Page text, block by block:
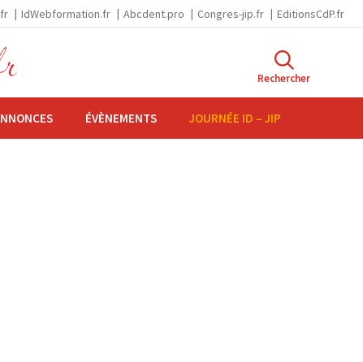
IdWebformation.fr Abcdent.pro Congres-jip.fr EditionsCdP.fr
Rechercher
ÉVÈNEMENTS JOURNÉE ID – JIP